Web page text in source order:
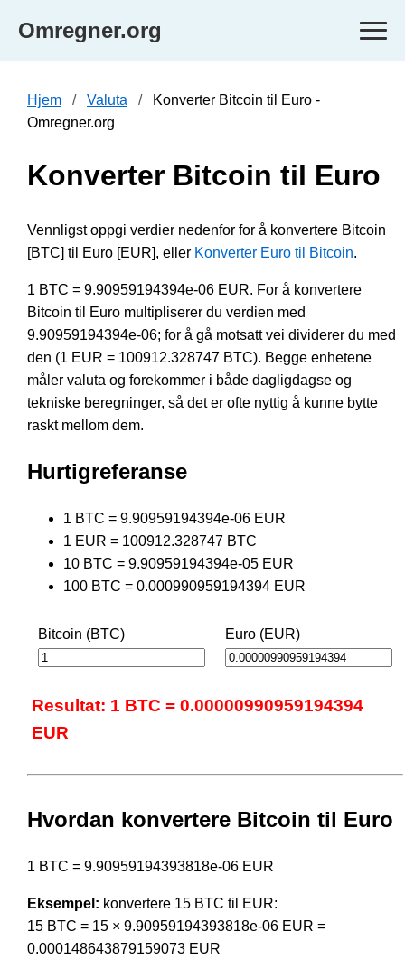
Omregner.org
Hjem Valuta
Konverter Bitcoin til Euro -
Omregner.org
Konverter Bitcoin til Euro
Vennligst oppgi verdier nedenfor for å konvertere Bitcoin
[BTC] til Euro [EUR], eller Konverter Euro til Bitcoin.
1 BTC = 9.90959194394e-06 EUR. For å konvertere
Bitcoin til Euro multipliserer du verdien med
9.90959194394e-06; for å gå motsatt vei dividerer du med
den (1 EUR = 100912.328747 BTC). Begge enhetene
måler valuta og forekommer i både dagligdagse og
tekniske beregninger, så det er ofte nyttig å kunne bytte
raskt mellom dem.
Hurtigreferanse
1 BTC = 9.90959194394e-06 EUR
1 EUR = 100912.328747 BTC
10 BTC = 9.90959194394e-05 EUR
100 BTC = 0.000990959194394 EUR
Bitcoin (BTC) Euro (EUR)
Resultat: 1 BTC = 0.00000990959194394
EUR
Hvordan konvertere Bitcoin til Euro
1 BTC = 9.90959194393818e-06 EUR
Eksempel: konvertere 15 BTC til EUR:
15 BTC = 15 × 9.90959194393818e-06 EUR =
0.000148643879159073 EUR